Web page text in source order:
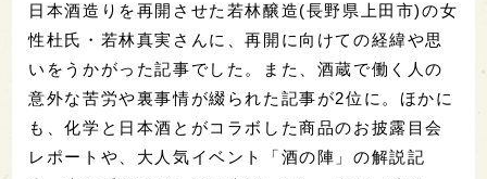
日本酒造りを再開させた若林醸造(長野県上田市)の女
性杜氏・若林真実さんに、再開に向けての経緯や思
いをうかがった記事でした。また、酒蔵で働く人の
意外な苦労や裏事情が綴られた記事が2位に。ほかに
も、化学と日本酒とがコラボした商品のお披露目会
レポートや、大人気イベント「酒の陣」の解説記